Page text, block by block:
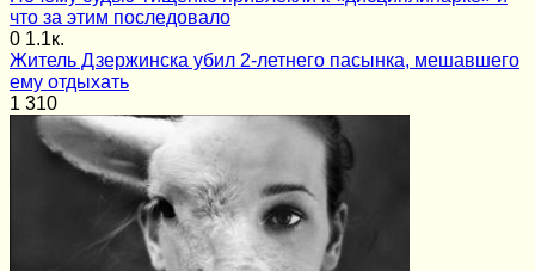
что за этим последовало
0 1.1к.
Житель Дзержинска убил 2-летнего пасынка, мешавшего
ему отдыхать
1 310